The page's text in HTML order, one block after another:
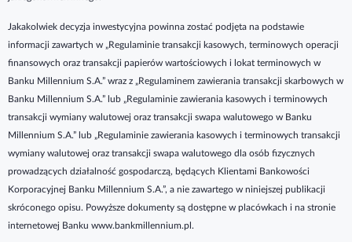
Jakakolwiek decyzja inwestycyjna powinna zostać podjęta na podstawie
informacji zawartych w „Regulaminie transakcji kasowych, terminowych operacji
finansowych oraz transakcji papierów wartościowych i lokat terminowych w
Banku Millennium S.A.” wraz z „Regulaminem zawierania transakcji skarbowych w
Banku Millennium S.A.” lub „Regulaminie zawierania kasowych i terminowych
transakcji wymiany walutowej oraz transakcji swapa walutowego w Banku
Millennium S.A.” lub „Regulaminie zawierania kasowych i terminowych transakcji
wymiany walutowej oraz transakcji swapa walutowego dla osób fizycznych
prowadzących działalność gospodarczą, będących Klientami Bankowości
Korporacyjnej Banku Millennium S.A.”, a nie zawartego w niniejszej publikacji
skróconego opisu. Powyższe dokumenty są dostępne w placówkach i na stronie
internetowej Banku www.bankmillennium.pl.